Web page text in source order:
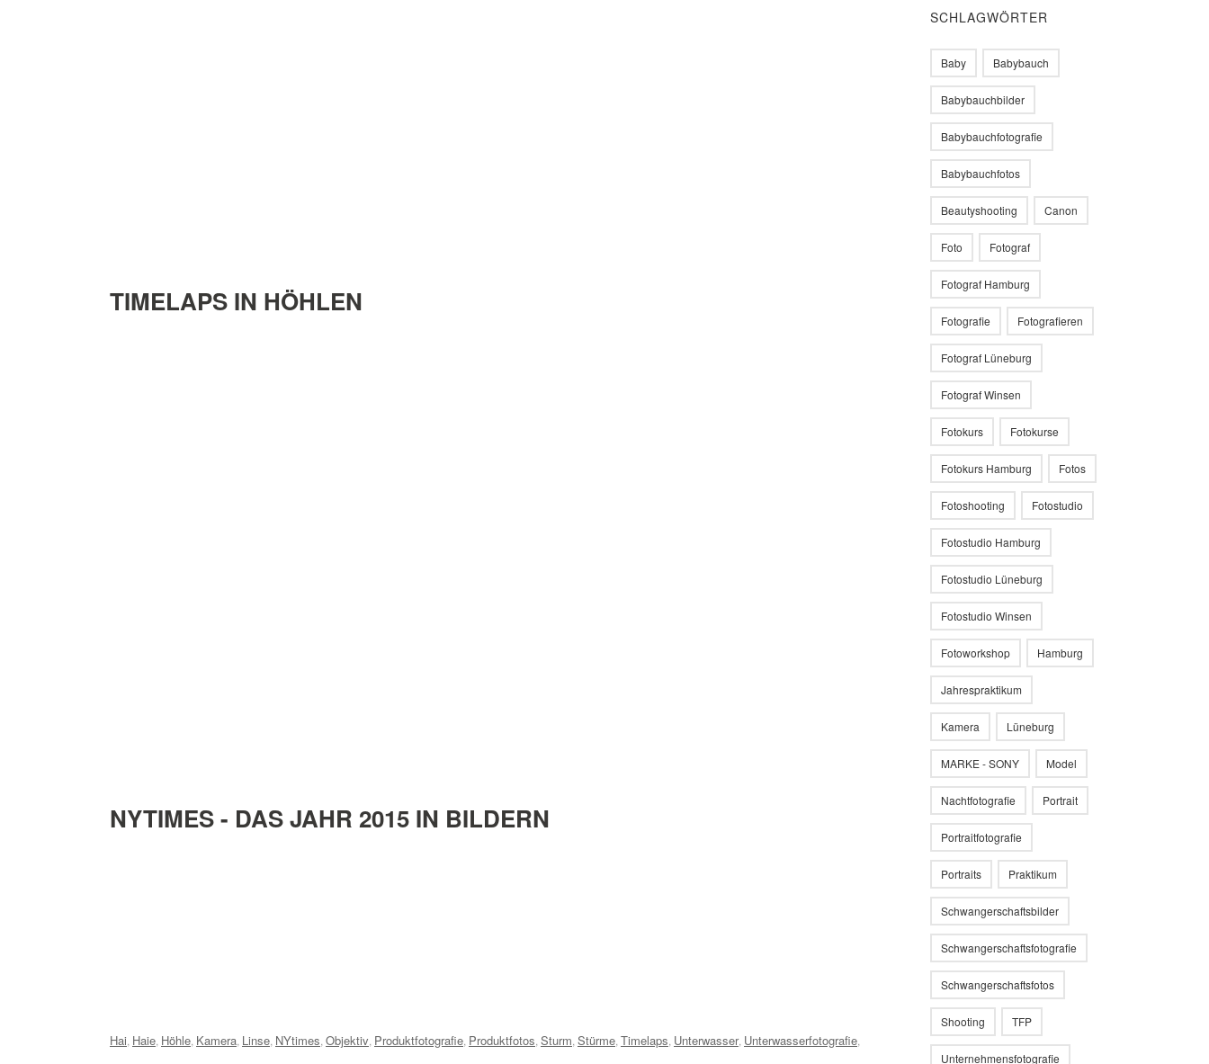
TIMELAPS IN HÖHLEN
NYTIMES - DAS JAHR 2015 IN BILDERN
Tags:
Hai Haie Höhle Kamera Linse NYtimes Objektiv Produktfotografie Produktfotos Sturm Stürme Timelaps Unterwasser, Unterwasserfotografie
SCHLAGWÖRTER
Baby Babybauch
Babybauchbilder
Babybauchfotografie
Babybauchfotos
Beautyshooting Canon
Foto Fotograf
Fotograf Hamburg
Fotografie Fotografieren
Fotograf Lüneburg
Fotograf Winsen
Fotokurs Fotokurse
Fotokurs Hamburg Fotos
Fotoshooting Fotostudio
Fotostudio Hamburg
Fotostudio Lüneburg
Fotostudio Winsen
Fotoworkshop Hamburg
Jahrespraktikum
Kamera Lüneburg
MARKE - SONY Model
Nachtfotografie Portrait
Portraitfotografie
Portraits Praktikum
Schwangerschaftsbilder
Schwangerschaftsfotografie
Schwangerschaftsfotos
Shooting TFP
Unternehmensfotografie